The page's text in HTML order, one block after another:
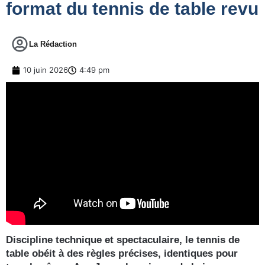
format du tennis de table revu
La Rédaction
10 juin 2026 4:49 pm
Discipline technique et spectaculaire, le tennis de
table obéit à des règles précises, identiques pour